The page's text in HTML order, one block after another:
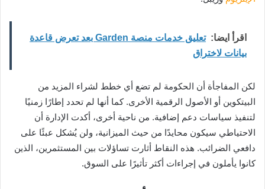
اقرأ ايضا:
تعليق خدمات منصة Garden بعد تعرض قاعدة
بيانات لاختراق
لكن المفاجأة أن الحكومة لم تضع أي خطط لشراء المزيد من
البيتكوين أو الأصول الرقمية الأخرى. كما أنها لم تحدد إطارًا زمنيًا
لتنفيذ سياسات دعم إضافية. من ناحية أخرى، أكدت الإدارة أن
الاحتياطي سيكون محايدًا من حيث الميزانية، ولن يُشكل عبئًا على
دافعي الضرائب. هذه النقاط أثارت تساؤلات بين المستثمرين، الذين
كانوا يأملون في إجراءات أكثر تأثيرًا على السوق.